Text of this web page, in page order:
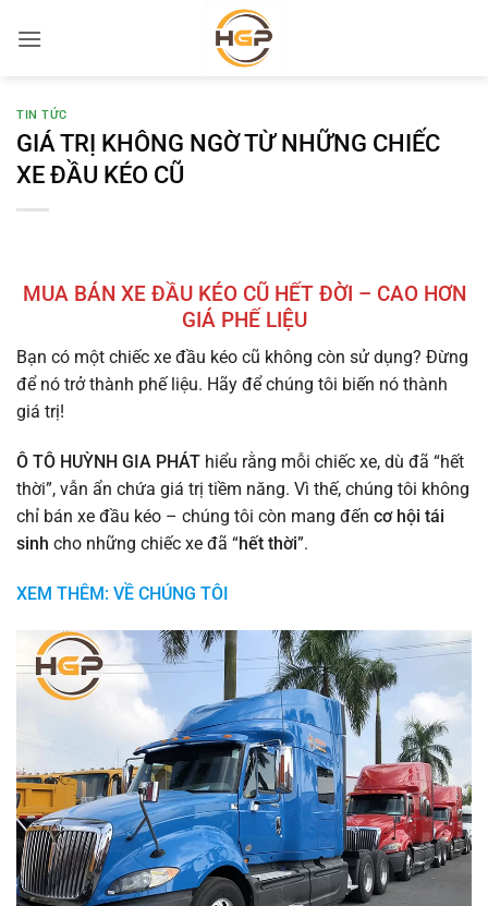
qua
TIN TỨC
GIÁ TRỊ KHÔNG NGỜ TỪ NHỮNG CHIẾC
XE ĐẦU KÉO CŨ
MUA BÁN XE ĐẦU KÉO CŨ HẾT ĐỜI – CAO HƠN
GIÁ PHẾ LIỆU
Bạn có một chiếc xe đầu kéo cũ không còn sử dụng? Đừng
để nó trở thành phế liệu. Hãy để chúng tôi biến nó thành
giá trị!
Ô TÔ HUỲNH GIA PHÁT hiểu rằng mỗi chiếc xe, dù đã “hết
thời”, vẫn ẩn chứa giá trị tiềm năng. Vì thế, chúng tôi không
chỉ bán xe đầu kéo – chúng tôi còn mang đến cơ hội tái
sinh cho những chiếc xe đã “hết thời”.
XEM THÊM: VỀ CHÚNG TÔI